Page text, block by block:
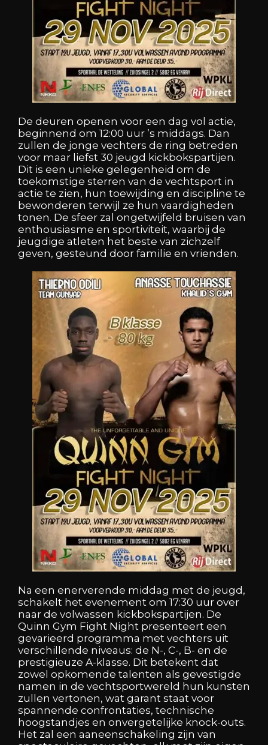
De deuren openen voor een dag vol actie,
beginnend om 12:00 uur ’s middags. Dan
zullen de jonge vechters de ring betreden
voor maar liefst 30 jeugd kickbokspartijen.
Dit is een unieke gelegenheid om de
toekomstige sterren van de vechtsport in
actie te zien, hun toewijding en discipline te
bewonderen terwijl ze hun vaardigheden
tonen. De sfeer zal ongetwijfeld bruisen van
enthousiasme en sportiviteit, waarbij de
jeugdige atleten het beste van zichzelf
geven, gesteund door familie en vrienden.
Na een enerverende middag met de jeugd,
schakelt het evenement om 17:30 uur over
naar de volwassen kickbokspartijen. De
Quinn Gym Fight Night presenteert een
gevarieerd programma met vechters uit
verschillende niveaus: de N-, C-, B- en de
prestigieuze A-klasse. Dit betekent dat
zowel opkomende talenten als gevestigde
namen in de vechtsportwereld hun kunsten
zullen vertonen, wat garant staat voor
spannende confrontaties, technische
hoogstandjes en onvergetelijke knock-outs.
Het zal een aaneenschakeling zijn van